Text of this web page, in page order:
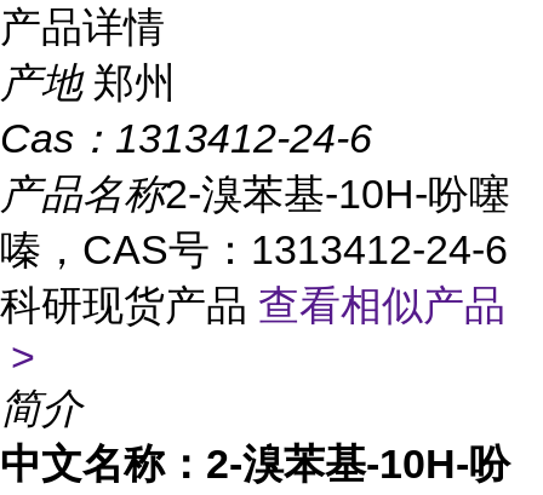
产品详情
产地 郑州
Cas： 1313412-24-6
产品名称2-溴苯基-10H-吩噻
嗪，CAS号：1313412-24-6
科研现货产品 查看相似产品
>
简介
中文名称： 2-溴苯基-10H-吩